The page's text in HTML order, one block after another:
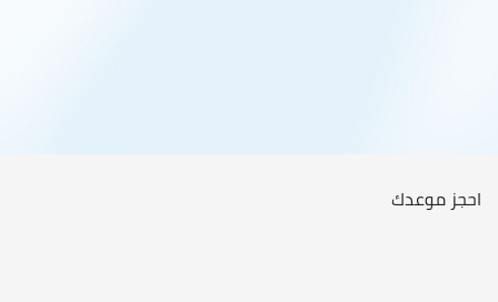
احجز موعدك